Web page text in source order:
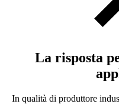
La risposta
In qualità di produttore